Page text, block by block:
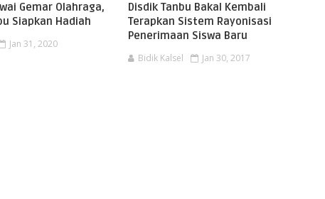
Gemar Olahraga,
Siapkan Hadiah
Jan 31, 2020
Disdik Tanbu Bakal Kembali
Terapkan Sistem Rayonisasi
Penerimaan Siswa Baru
Bidik Kalsel Jan 30, 2017